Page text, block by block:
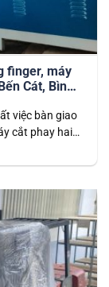
finger, máy
Cát, Bình
việc bàn giao
cắt phay hai
và sản xuất